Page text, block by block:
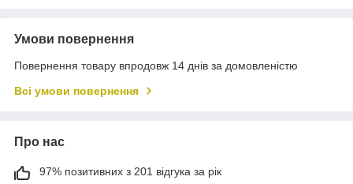
Умови повернення
Повернення товару впродовж 14 днів за домовленістю
Всі умови повернення
Про нас
97% позитивних з 201 відгука за рік